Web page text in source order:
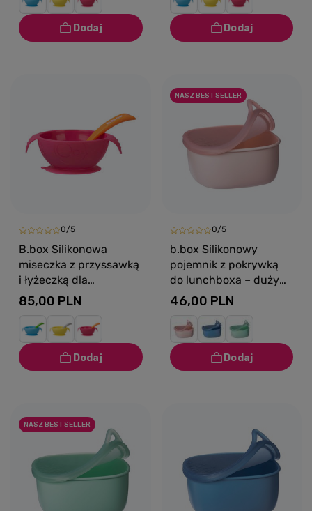
0/5
B.box Silikonowa
miseczka z przyssawką
i łyżeczką dla
niemowlaka i dziecka
Strawberry Shake
85,00 PLN
NASZ BESTSELLER
0/5
b.box Silikonowy
pojemnik z pokrywką
do lunchboxa – duży
400 ml na zimne
jedzenie Berry
46,00 PLN
NASZ BESTSELLER